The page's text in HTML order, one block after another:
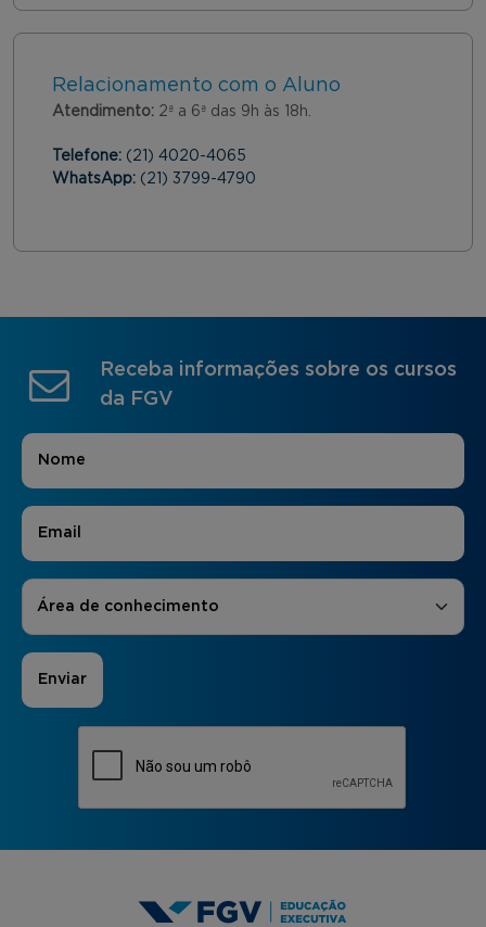
Relacionamento com o Aluno
Atendimento: 2ª a 6ª das 9h às 18h.
Telefone: (21) 4020-4065
WhatsApp: (21) 3799-4790
Receba informações sobre os cursos
da FGV
Nome
E-mail
Áreas de Interesse
Área de conhecimento